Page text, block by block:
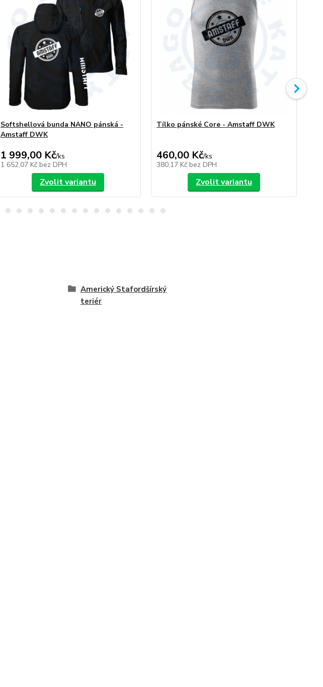
Softshellová bunda NANO pánská -
Amstaff DWK
1 999,00 Kč/ks
1 652,07 Kč bez DPH
Zvolit variantu
Tílko pánské Core - Amstaff DWK
460,00 Kč/ks
380,17 Kč bez DPH
Zvolit variantu
Americký Stafordšírský
teriér